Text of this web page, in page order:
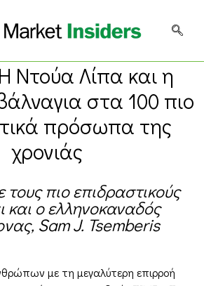
Ντούα Λίπα και η
στα 100 πιο
πρόσωπα της
χρονιάς
τους πιο επιδραστικούς
και ο ελληνοκαναδός
Sam J. Tsemberis
με τη μεγαλύτερη επιρροή